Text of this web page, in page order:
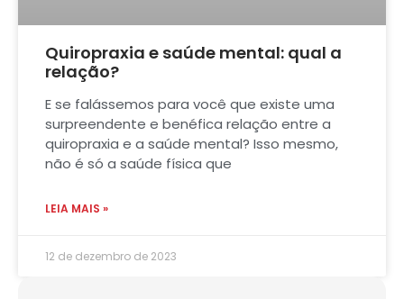
Quiropraxia e saúde mental: qual a
relação?
E se falássemos para você que existe uma
surpreendente e benéfica relação entre a
quiropraxia e a saúde mental? Isso mesmo,
não é só a saúde física que
LEIA MAIS »
12 de dezembro de 2023